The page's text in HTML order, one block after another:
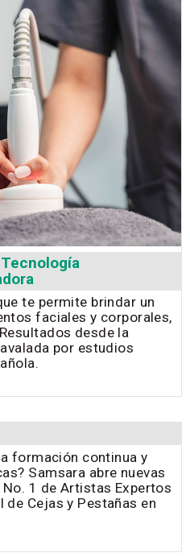
te permite brindar un
faciales y corporales,
desde la
por estudios
formación continua y
Samsara abre nuevas
1 de Artistas Expertos
de Cejas y Pestañas en